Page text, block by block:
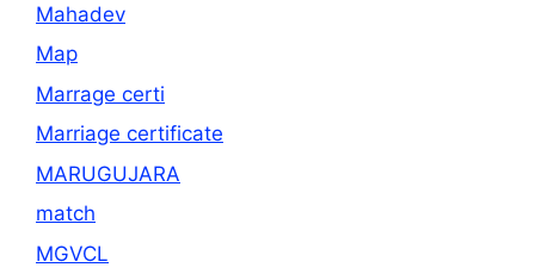
Mahadev
Map
Marrage certi
Marriage certificate
MARUGUJARA
match
MGVCL